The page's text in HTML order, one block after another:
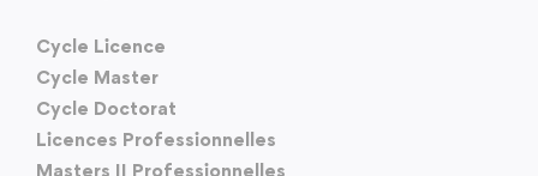
Cycle Licence
Cycle Master
Cycle Doctorat
Licences Professionnelles
Masters II Professionnelles